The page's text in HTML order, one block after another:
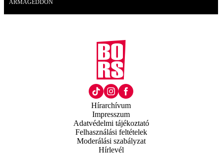
ARMAGEDDON
Hírarchívum
Impresszum
Adatvédelmi tájékoztató
Felhasználási feltételek
Moderálási szabályzat
Hírlevél